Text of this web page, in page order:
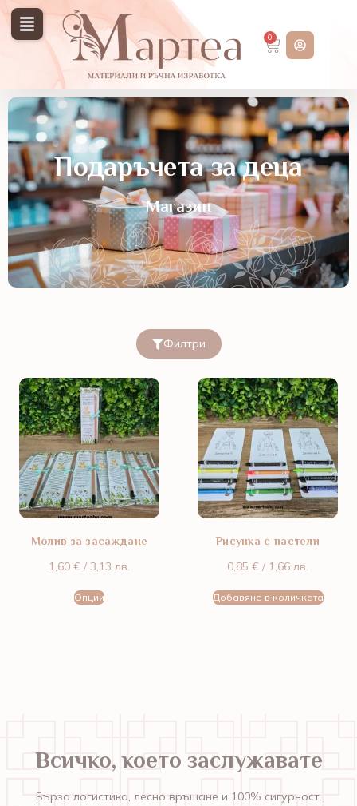
0
Подаръчета за деца
Магазин
Филтри
Молив за засаждане
1,60 € / 3,13 лв.
Опции
Рисунка с пастели
0,85 € / 1,66 лв.
Добавяне в количката
Всичко, което заслужавате
Бърза логистика, лесно връщане и 100% сигурност.